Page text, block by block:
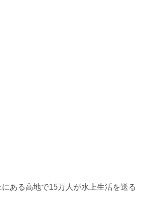
ある高地で15万人が水上生活を送る